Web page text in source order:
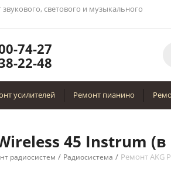
светового и музыкального
74-27
22-48
усилителей Ремонт пианино
45 Instrum
радиосистем / Радиосистема / Ремонт AKG